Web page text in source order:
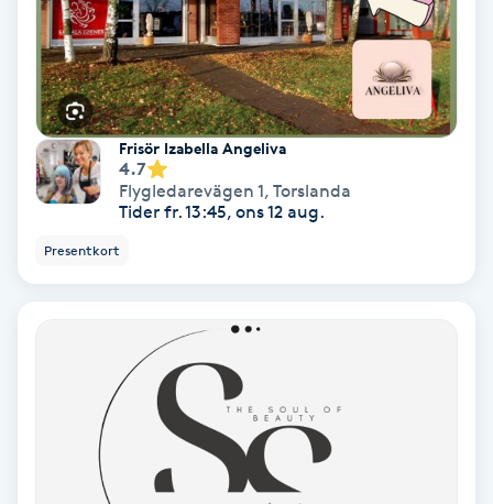
Koppningsmassage
Kosmetisk tatuering
Kostrådgivning
Kroppsinpackning
Kroppspeeling
Käkledsbehandling
Kärlbehandling
Laserbehandling
Frisör Izabella Angeliva
4.7
Flygledarevägen 1, Torslanda
Tider fr. 13:45, ons 12 aug.
Presentkort